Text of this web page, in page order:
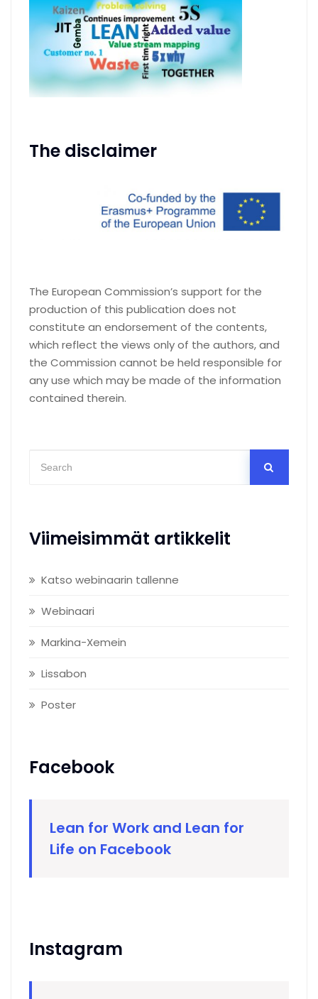
The disclaimer
The European Commission’s support for the
production of this publication does not
constitute an endorsement of the contents,
which reflect the views only of the authors, and
the Commission cannot be held responsible for
any use which may be made of the information
contained therein.
Viimeisimmät artikkelit
Katso webinaarin tallenne
Webinaari
Markina-Xemein
Lissabon
Poster
Facebook
Lean for Work and Lean for
Life on Facebook
Instagram